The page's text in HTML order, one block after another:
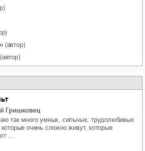
(автор)
(автор)
Гришковец
так много умных, сильных, трудолюбивых
очень сложно живут, которые
…